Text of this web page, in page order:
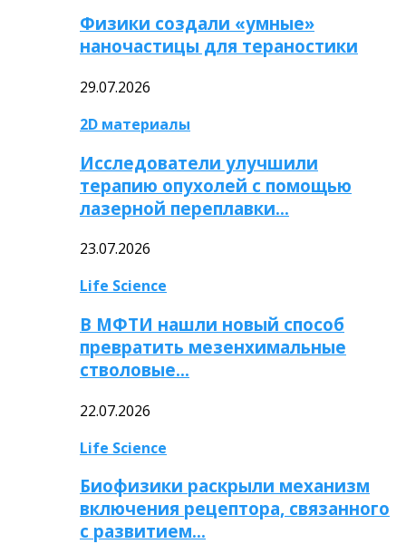
Физики создали «умные»
наночастицы для тераностики
29.07.2026
2D материалы
Исследователи улучшили
терапию опухолей с помощью
лазерной переплавки…
23.07.2026
Life Science
В МФТИ нашли новый способ
превратить мезенхимальные
стволовые…
22.07.2026
Life Science
Биофизики раскрыли механизм
включения рецептора, связанного
с развитием…